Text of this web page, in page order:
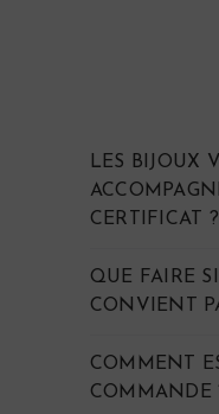
LES BIJOUX
CERTIFICAT ?
QUE FAIRE
CONVIENT
COMMENT
COMMANDE